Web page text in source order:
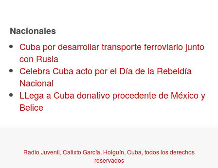
Nacionales
Cuba por desarrollar transporte ferroviario junto
con Rusia
Celebra Cuba acto por el Día de la Rebeldía
Nacional
LLega a Cuba donativo procedente de México y
Belice
Radio Juvenil, Calixto García, Holguín, Cuba, todos los derechos
reservados